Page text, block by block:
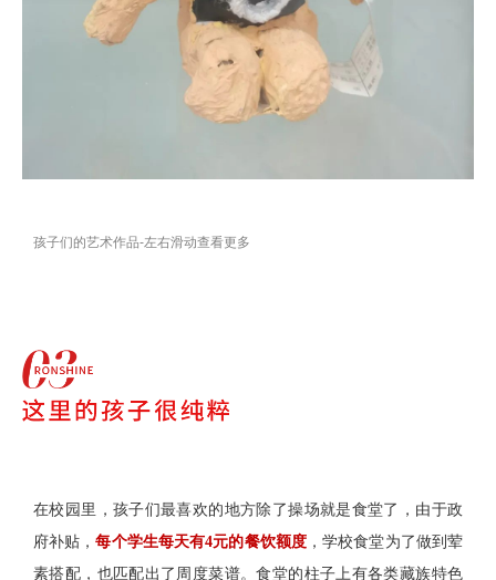
孩子们的艺术作品-左右滑动查看更多
在校园里，孩子们最喜欢的地方除了操场就是食堂了，由于政
府补贴，每个学生每天有4元的餐饮额度 ，学校食堂为了做到荤
素搭配，也匹配出了周度菜谱。食堂的柱子上有各类藏族特色